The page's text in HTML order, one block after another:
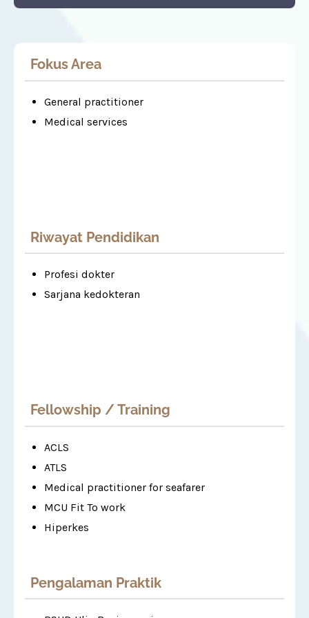
Fokus Area
General practitioner
Medical services
Riwayat Pendidikan
Profesi dokter
Sarjana kedokteran
Fellowship / Training
ACLS
ATLS
Medical practitioner for seafarer
MCU Fit To work
Hiperkes
Pengalaman Praktik